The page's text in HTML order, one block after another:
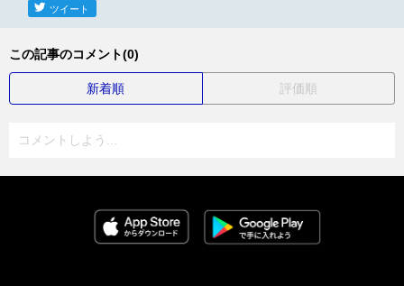
ツイート
この記事のコメント(0)
新着順 評価順
コメントしよう...